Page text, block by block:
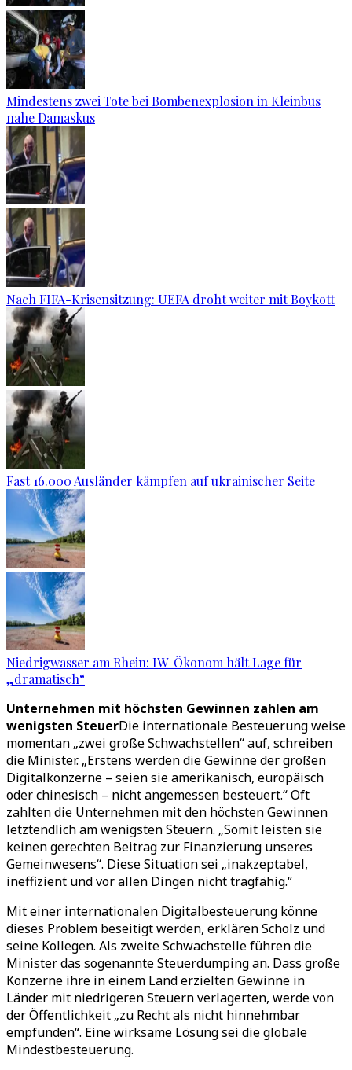
Mindestens zwei Tote bei Bombenexplosion in Kleinbus
nahe Damaskus
Nach FIFA-Krisensitzung: UEFA droht weiter mit Boykott
Fast 16.000 Ausländer kämpfen auf ukrainischer Seite
Niedrigwasser am Rhein: IW-Ökonom hält Lage für
„dramatisch“
Unternehmen mit höchsten Gewinnen zahlen am
wenigsten SteuerDie internationale Besteuerung weise
momentan „zwei große Schwachstellen“ auf, schreiben
die Minister. „Erstens werden die Gewinne der großen
Digitalkonzerne – seien sie amerikanisch, europäisch
oder chinesisch – nicht angemessen besteuert.“ Oft
zahlten die Unternehmen mit den höchsten Gewinnen
letztendlich am wenigsten Steuern. „Somit leisten sie
keinen gerechten Beitrag zur Finanzierung unseres
Gemeinwesens“. Diese Situation sei „inakzeptabel,
ineffizient und vor allen Dingen nicht tragfähig.“
Mit einer internationalen Digitalbesteuerung könne
dieses Problem beseitigt werden, erklären Scholz und
seine Kollegen. Als zweite Schwachstelle führen die
Minister das sogenannte Steuerdumping an. Dass große
Konzerne ihre in einem Land erzielten Gewinne in
Länder mit niedrigeren Steuern verlagerten, werde von
der Öffentlichkeit „zu Recht als nicht hinnehmbar
empfunden“. Eine wirksame Lösung sei die globale
Mindestbesteuerung.